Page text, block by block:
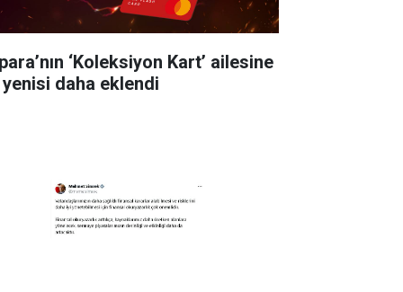
‘Koleksiyon Kart’ ailesine
daha eklendi